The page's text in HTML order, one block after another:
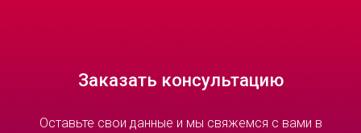
Заказать консультацию
Оставьте свои данные и мы свяжемся c вами в